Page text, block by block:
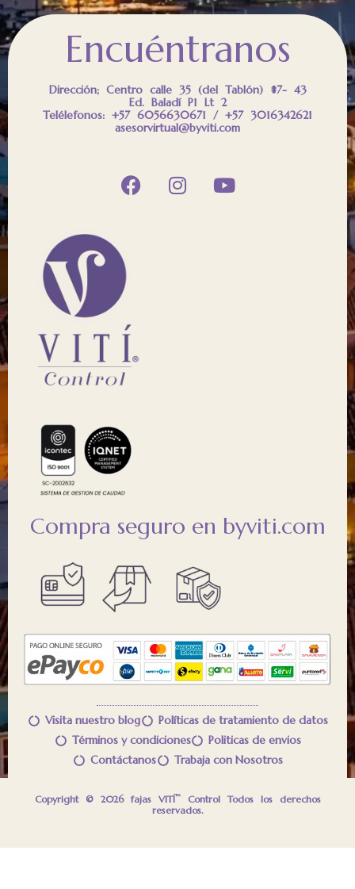
Encuéntranos
Dirección; Centro calle 35 (del Tablón) #7- 43
Ed. Baladí P1 Lt 2
Telélefonos: +57 6056630671 / +57 3016342621
asesorvirtual@byviti.com
Compra seguro en byviti.com
Visita nuestro blog
Políticas de tratamiento de datos
Términos y condiciones
Politicas de envios
Contáctanos
Trabaja con Nosotros
Copyright © 2026 fajas VITÍ™Control Todos los derechos
reservados.